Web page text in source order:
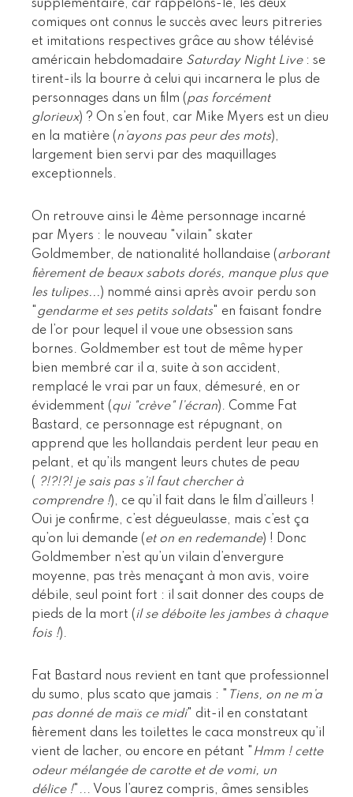
supplémentaire, car rappelons-le, les deux
comiques ont connus le succès avec leurs pitreries
et imitations respectives grâce au show télévisé
américain hebdomadaire Saturday Night Live: se
tirent-ils la bourre à celui qui incarnera le plus de
personnages dans un film (pas forcément
glorieux) ? On s’en fout, car Mike Myers est un dieu
en la matière (n’ayons pas peur des mots),
largement bien servi par des maquillages
exceptionnels.
On retrouve ainsi le 4ème personnage incarné
par Myers : le nouveau "vilain" skater
Goldmember, de nationalité hollandaise (arborant
fièrement de beaux sabots dorés, manque plus que
les tulipes...) nommé ainsi après avoir perdu son
gendarme et ses petits soldats " en faisant fondre
de l’or pour lequel il voue une obsession sans
bornes. Goldmember est tout de même hyper
bien membré car il a, suite à son accident,
remplacé le vrai par un faux, démesuré, en or
évidemment (qui "crève" l’écran). Comme Fat
Bastard, ce personnage est répugnant, on
apprend que les hollandais perdent leur peau en
pelant, et qu’ils mangent leurs chutes de peau
( ?!?!?! je sais pas s’il faut chercher à
comprendre !), ce qu’il fait dans le film d’ailleurs !
Oui je confirme, c’est dégueulasse, mais c’est ça
qu’on lui demande (et on en redemande) ! Donc
Goldmember n’est qu’un vilain d’envergure
moyenne, pas très menaçant à mon avis, voire
débile, seul point fort : il sait donner des coups de
pieds de la mort (il se déboite les jambes à chaque
fois !).
Fat Bastard nous revient en tant que professionnel
du sumo, plus scato que jamais : "
Tiens, on ne m’a
pas donné de maïs ce midi" dit-il en constatant
fièrement dans les toilettes le caca monstreux qu’il
vient de lacher, ou encore en pétant "
Hmm ! cette
odeur mélangée de carotte et de vomi, un
délice !"... Vous l’aurez compris, âmes sensibles